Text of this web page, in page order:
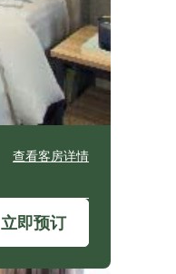
查看客房详情
立即预订